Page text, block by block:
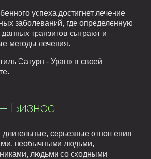
успеха достигнет лечение
заболеваний, где определенную
транзитов сыграют и
методы лечения.
Сатурн - Уран» в своей
– Бизнес
серьезные отношения
необычными людьми,
людьми со сходными